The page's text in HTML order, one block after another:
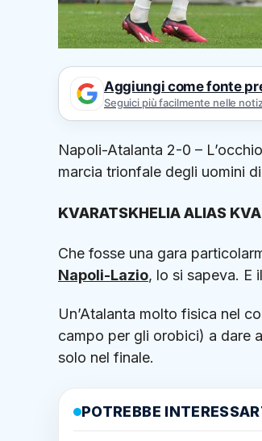
Aggiungi come fonte
Seguici più facilmente nelle
Napoli-Atalanta 2-0 –
marcia trionfale degli uomini di
KVARATSKHELIA ALIAS
Che fosse una gara
Napoli-Lazio, lo si sapeva. E
Un’Atalanta molto fisica nel
campo per gli orobici) a dare
solo nel finale.
POTREBBE